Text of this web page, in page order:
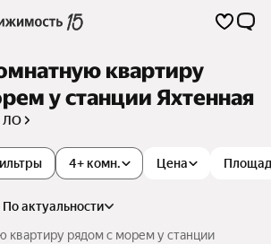
квартиру
у станции Яхтенная
ЛО
4+ комн. Цена
по актуальности
квартиру рядом с морем у станции